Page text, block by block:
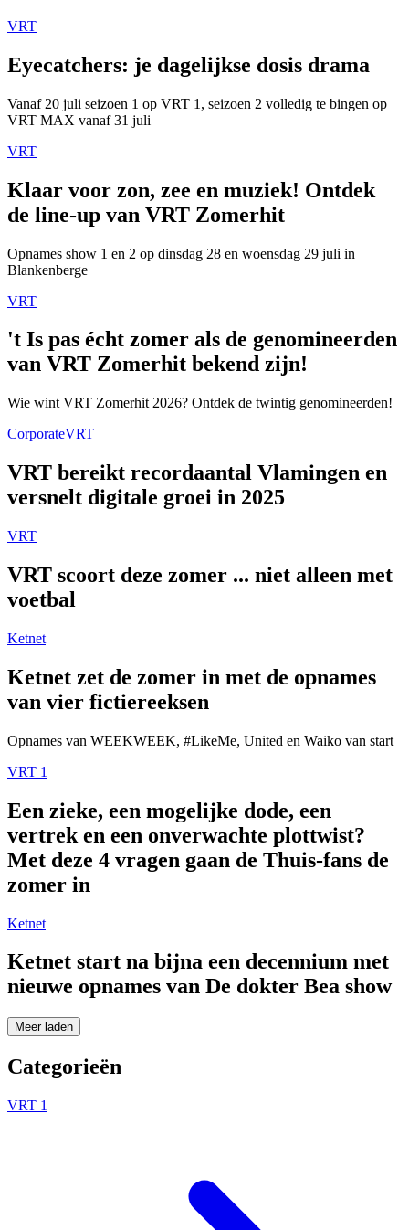
VRT
Eyecatchers: je dagelijkse dosis drama
Vanaf 20 juli seizoen 1 op VRT 1, seizoen 2 volledig te bingen op
VRT MAX vanaf 31 juli
VRT
Klaar voor zon, zee en muziek! Ontdek
de line-up van VRT Zomerhit
Opnames show 1 en 2 op dinsdag 28 en woensdag 29 juli in
Blankenberge
VRT
't Is pas écht zomer als de genomineerden
van VRT Zomerhit bekend zijn!
Wie wint VRT Zomerhit 2026? Ontdek de twintig genomineerden!
CorporateVRT
VRT bereikt recordaantal Vlamingen en
versnelt digitale groei in 2025
VRT
VRT scoort deze zomer ... niet alleen met
voetbal
Ketnet
Ketnet zet de zomer in met de opnames
van vier fictiereeksen
Opnames van WEEKWEEK, #LikeMe, United en Waiko van start
VRT 1
Een zieke, een mogelijke dode, een
vertrek en een onverwachte plottwist?
Met deze 4 vragen gaan de Thuis-fans de
zomer in
Ketnet
Ketnet start na bijna een decennium met
nieuwe opnames van De dokter Bea show
Meer laden
Categorieën
VRT 1